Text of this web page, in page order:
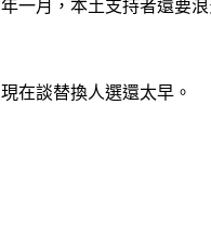
一月，本土支持者還要
在談替換人選還太早。